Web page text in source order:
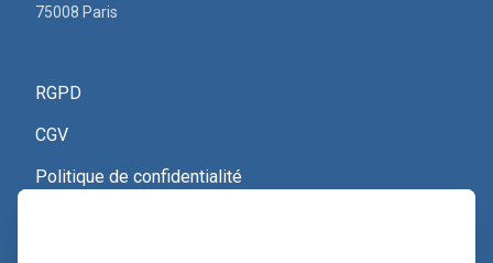
75008 Paris
RGPD
CGV
Politique de confidentialité